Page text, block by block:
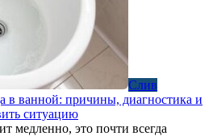
Слив
в ванной: причины, диагностика и
ситуацию
медленно, это почти всегда